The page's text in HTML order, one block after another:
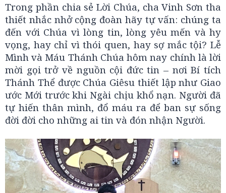
Trong phần chia sẻ Lời Chúa, cha Vinh Sơn tha
thiết nhắc nhở cộng đoàn hãy tự vấn: chúng ta
đến với Chúa vì lòng tin, lòng yêu mến và hy
vọng, hay chỉ vì thói quen, hay sợ mắc tội? Lễ
Mình và Máu Thánh Chúa hôm nay chính là lời
mời gọi trở về nguồn cội đức tin – nơi Bí tích
Thánh Thể được Chúa Giêsu thiết lập như Giao
ước Mới trước khi Ngài chịu khổ nạn. Người đã
tự hiến thân mình, đổ máu ra để ban sự sống
đời đời cho những ai tin và đón nhận Người.